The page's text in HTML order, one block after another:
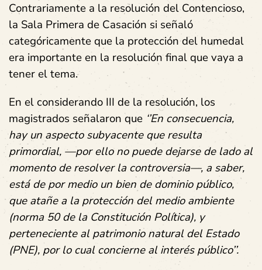
Contrariamente a la resolución del Contencioso,
la Sala Primera de Casación si señaló
categóricamente que la protección del humedal
era importante en la resolución final que vaya a
tener el tema.
En el considerando III de la resolución, los
magistrados señalaron que ‘’En consecuencia,
hay un aspecto subyacente que resulta
primordial, —por ello no puede dejarse de lado al
momento de resolver la controversia—, a saber,
está de por medio un bien de dominio público,
que atañe a la protección del medio ambiente
(norma 50 de la Constitución Política), y
perteneciente al patrimonio natural del Estado
(PNE), por lo cual concierne al interés público’’.